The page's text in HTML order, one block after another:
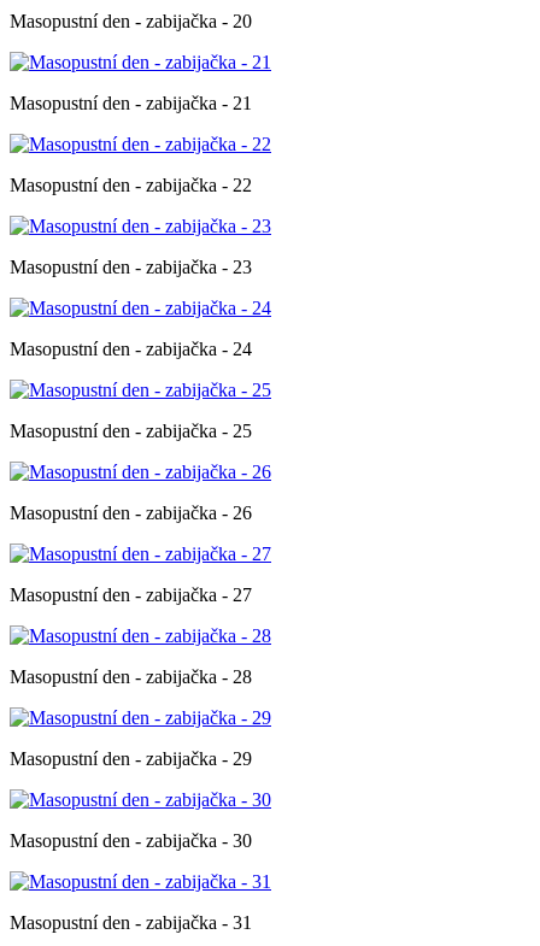
Masopustní den - zabijačka - 20
Masopustní den - zabijačka - 21
Masopustní den - zabijačka - 22
Masopustní den - zabijačka - 23
Masopustní den - zabijačka - 24
Masopustní den - zabijačka - 25
Masopustní den - zabijačka - 26
Masopustní den - zabijačka - 27
Masopustní den - zabijačka - 28
Masopustní den - zabijačka - 29
Masopustní den - zabijačka - 30
Masopustní den - zabijačka - 31